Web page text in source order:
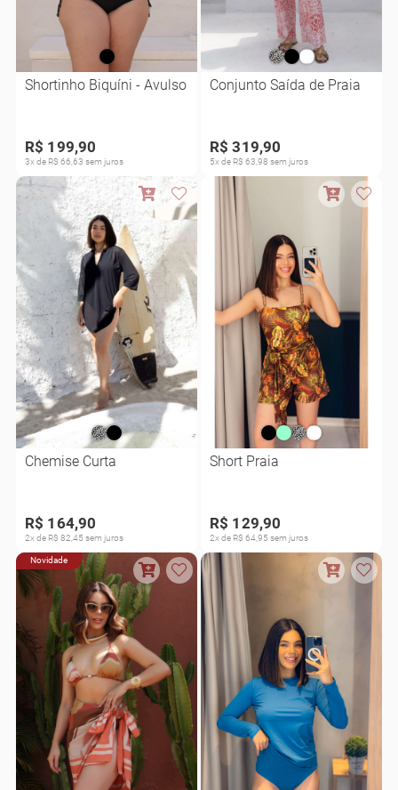
Shortinho Biquíni - Avulso
R$ 199,90
3x de R$ 66,63 sem juros
Conjunto Saída de Praia
R$ 319,90
5x de R$ 63,98 sem juros
Chemise Curta
R$ 164,90
2x de R$ 82,45 sem juros
Short Praia
R$ 129,90
2x de R$ 64,95 sem juros
Novidade